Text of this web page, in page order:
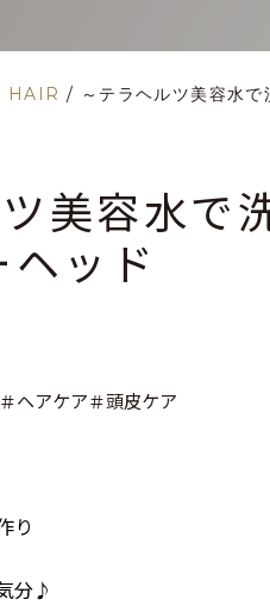
HAIR / ～テラヘルツ美容水
美容水で
ッド
＃ヘアケア＃頭皮ケア
り
分♪